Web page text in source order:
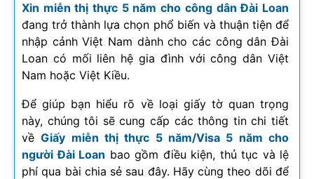
Xin miễn thị thực 5 năm cho công dân Đài Loan
đang trở thành lựa chọn phổ biến và thuận tiện để
nhập cảnh Việt Nam dành cho các công dân Đài
Loan có mối liên hệ gia đình với công dân Việt
Nam hoặc Việt Kiều.
Để giúp bạn hiểu rõ về loại giấy tờ quan trọng
này, chúng tôi sẽ cung cấp các thông tin chi tiết
vềGiấy miễn thị thực 5 năm/Visa 5 năm cho
người Đài Loan bao gồm điều kiện, thủ tục và lệ
phí qua bài chia sẻ sau đây. Hãy cùng theo dõi để